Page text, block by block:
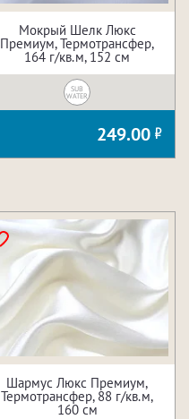
Мокрый Шелк Люкс
Премиум, Термотрансфер,
164 г/кв.м, 152 см
SUB
WATER
249.00
Шармус Люкс Премиум,
Термотрансфер, 88 г/кв.м,
160 см